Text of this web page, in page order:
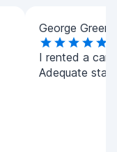
George Green
I rented a car
Adequate staff